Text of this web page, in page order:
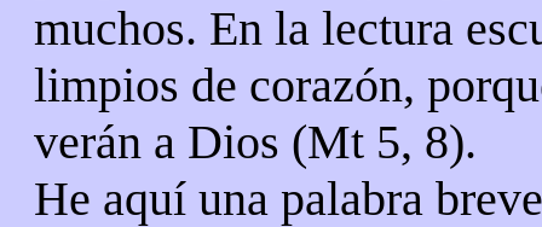
muchos. En la lectura
limpios de corazón,
verán a Dios (Mt 5, 8).
He aquí una palabra